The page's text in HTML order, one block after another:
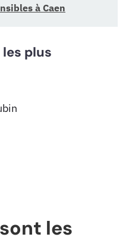
à Caen
plus
les